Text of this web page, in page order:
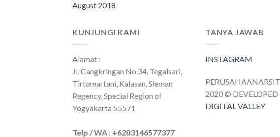
August 2018
KUNJUNGI KAMI
Alamat :
Jl. Cangkringan No.34, Tegalsari,
Tirtomartani, Kalasan, Sleman
Regency, Special Region of
Yogyakarta 55571
Telp / WA : +6283146577377
TANYA JAWAB
INSTAGRAM
2020 © DEVELOPED
DIGITAL VALLEY